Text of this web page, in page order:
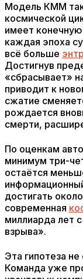
Модель КММ
космической
имеет
каждая эпоха
всё больше
Достигнув
«сбрасывает»
приводит к
сжатие
рождается
смерти,
По оценкам
минимум три-
остаётся
достигать
современная
миллиарда лет
взрыва».
Эта гипотеза
Команда уже